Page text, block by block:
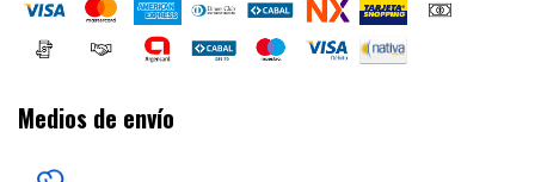
Medios de envío